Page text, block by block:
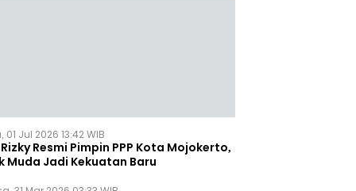
01 Jul 2026 13:42 WIB
Resmi Pimpin PPP Kota Mojokerto,
Muda Jadi Kekuatan Baru